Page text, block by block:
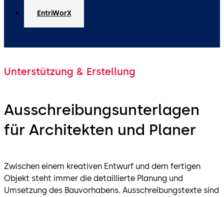
EntriWorX
Unterstützung & Erstellung
Ausschreibungsunterlagen
für Architekten und Planer
Zwischen einem kreativen Entwurf und dem fertigen
Objekt steht immer die detaillierte Planung und
Umsetzung des Bauvorhabens. Ausschreibungstexte sind